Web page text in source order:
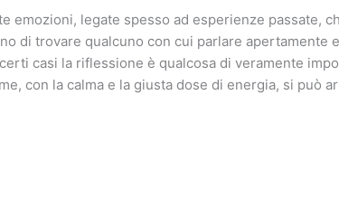
emozioni, legate spesso ad esperienze passate,
di trovare qualcuno con cui parlare apertamente
casi la riflessione è qualcosa di veramente
con la calma e la giusta dose di energia, si può